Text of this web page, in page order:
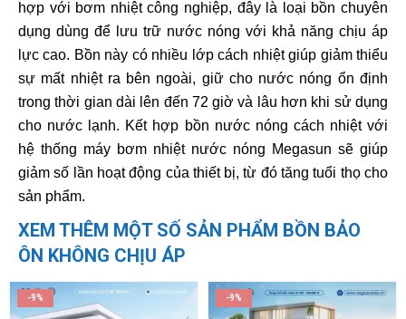
hợp với bơm nhiệt công nghiệp, đây là loại bồn chuyên
dụng dùng để lưu trữ nước nóng với khả năng chịu áp
lực cao. Bồn này có nhiều lớp cách nhiệt giúp giảm thiểu
sự mất nhiệt ra bên ngoài, giữ cho nước nóng ổn định
trong thời gian dài lên đến 72 giờ và lâu hơn khi sử dụng
cho nước lạnh. Kết hợp bồn nước nóng cách nhiệt với
hệ thống máy bơm nhiệt nước nóng Megasun sẽ giúp
giảm số lần hoạt động của thiết bị, từ đó tăng tuổi thọ cho
sản phẩm.
XEM THÊM MỘT SỐ SẢN PHẨM BỒN BẢO
ÔN KHÔNG CHỊU ÁP
-9% -9%